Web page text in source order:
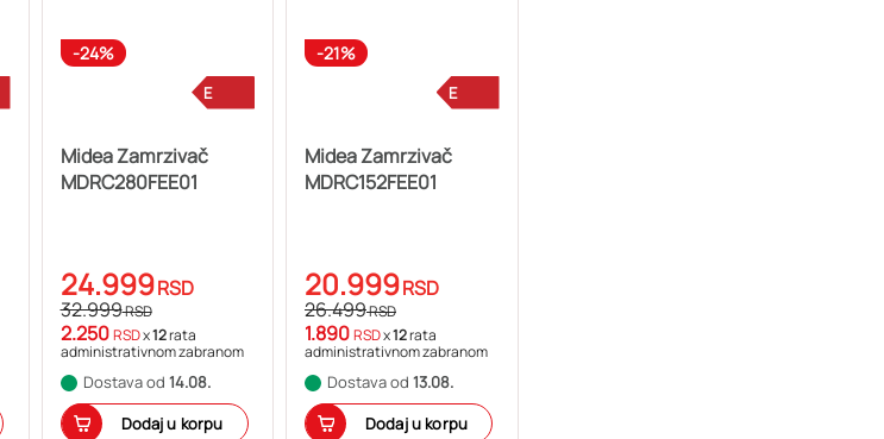
-24%
E
Midea Zamrzivač
MDRC280FEE01
24.999RSD
32.999RSD
2.250RSDx12rata
administrativnom zabranom
Dostava od 14.08.
Dodaj u korpu
-21%
E
Midea Zamrzivač
MDRC152FEE01
20.999RSD
26.499RSD
1.890RSDx12rata
administrativnom zabranom
Dostava od 13.08.
Dodaj u korpu